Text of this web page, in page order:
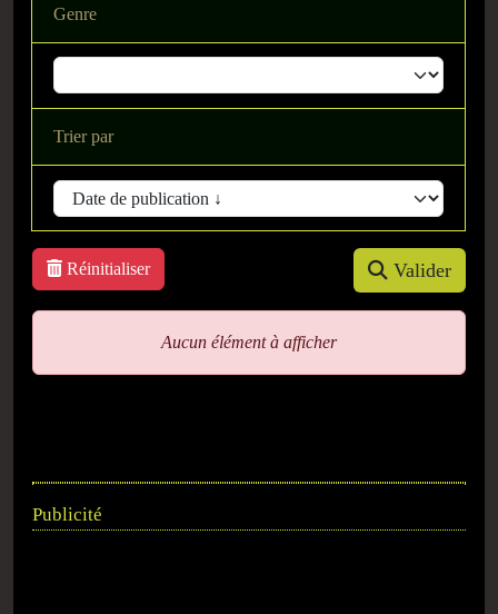
Genre
Trier par
Valider
Réinitialiser
Aucun élément à afficher
Publicité